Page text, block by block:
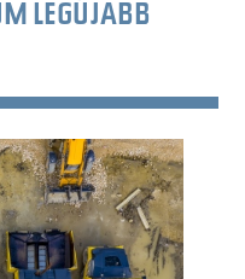
LEGÚJABB